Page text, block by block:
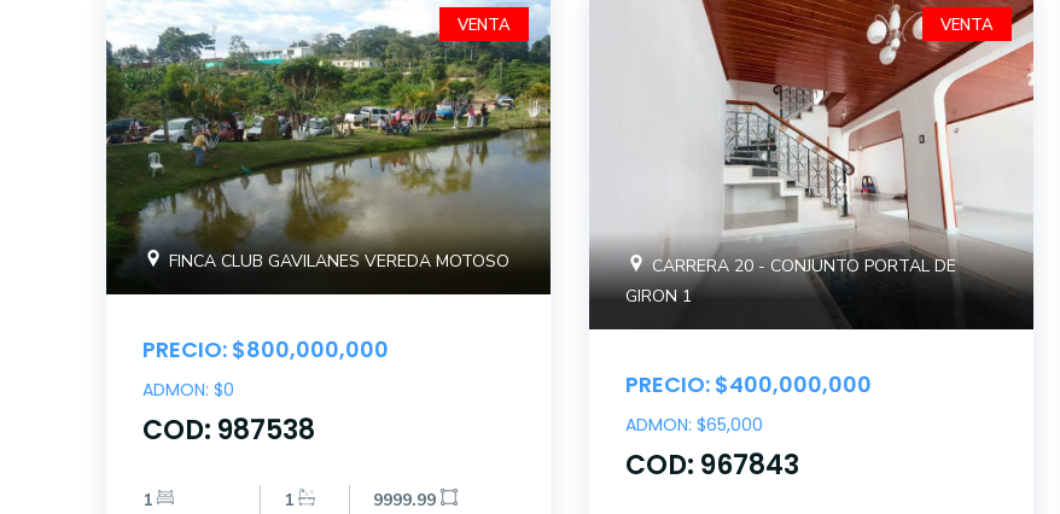
VENTA
FINCA CLUB GAVILANES VEREDA MOTOSO
PRECIO: $800,000,000
ADMON: $0
COD: 987538
1
1
9999.99
VENTA
CARRERA 20 - CONJUNTO PORTAL DE
GIRON 1
PRECIO: $400,000,000
ADMON: $65,000
COD: 967843